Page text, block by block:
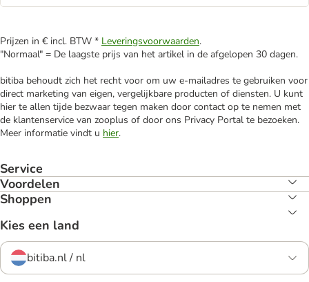
Prijzen in € incl. BTW * Leveringsvoorwaarden.
"Normaal" = De laagste prijs van het artikel in de afgelopen 30 dagen.
bitiba behoudt zich het recht voor om uw e-mailadres te gebruiken voor
direct marketing van eigen, vergelijkbare producten of diensten. U kunt
hier te allen tijde bezwaar tegen maken door contact op te nemen met
de klantenservice van zooplus of door ons Privacy Portal te bezoeken.
Meer informatie vindt u hier.
Service
Voordelen
Shoppen
Kies een land
bitiba.nl / nl